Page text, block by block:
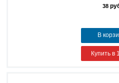
38
В
Купить в